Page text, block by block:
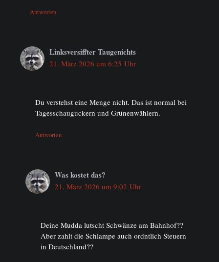
Antworten
Linksversiffter Taugenichts
21. März 2026 um 6:25 Uhr
Du verstehst eine Menge nicht. Das ist normal bei
Tagesschauguckern und Grünenwählern.
Antworten
Was kostet das?
21. März 2026 um 9:02 Uhr
Deine Mudda lutscht Schwänze am Bahnhof??
Aber zahlt die Schlampe auch ordntlich Steuern
in Deutschland??